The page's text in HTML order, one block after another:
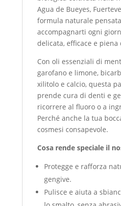
Agua de Bueyes,
formula naturale
accompagnarti ogni
delicata, efficace e piena
Con oli essenziali di
garofano e limone,
xilitolo e calcio, questa
prende cura di denti e
ricorrere al fluoro o a
Perché anche la tua
cosmesi consapevole.
Cosa rende speciale il
Protegge e rafforza
gengive.
Pulisce e aiuta a